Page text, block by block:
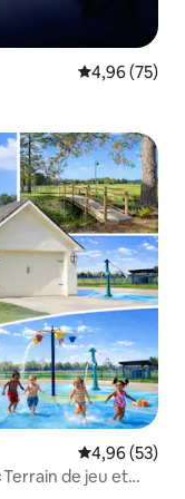
Note
4,96 (75)
aimés
Note
4,96 (53)
de jeu et